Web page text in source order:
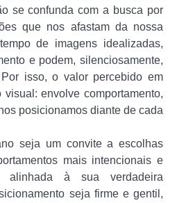
se confunda com a busca por
que nos afastam da nossa
de imagens idealizadas,
e podem, silenciosamente,
isso, o valor percebido em
envolve comportamento,
posicionamos diante de cada
seja um convite a escolhas
mais intencionais e
alinhada à sua verdadeira
seja firme e gentil,